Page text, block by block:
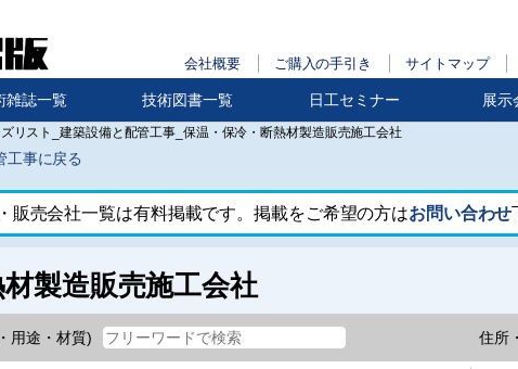
会社概要 ご購入の手引き サイトマップ
雑誌一覧 技術図書一覧 日工セミナー 展示
リスト_建築設備と配管工事_保温・保冷・断熱材製造販売施工会社
工事に戻る
販売会社一覧は有料掲載です。掲載をご希望の方はお問い合わせ
製造販売施工会社
用途・材質) 住所